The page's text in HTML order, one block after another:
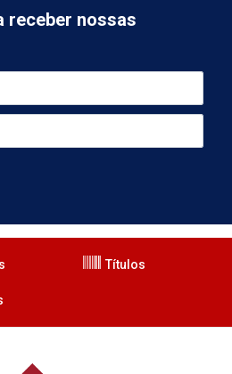
receber nossas
Títulos